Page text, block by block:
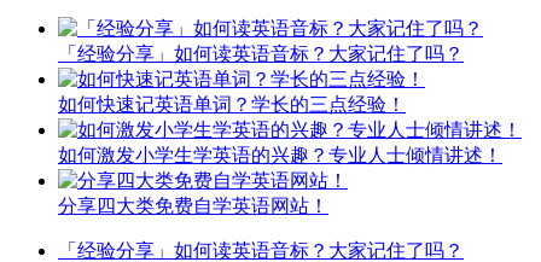
「经验分享」如何读英语音标？大家记住了吗？
如何快速记英语单词？学长的三点经验！
如何激发小学生学英语的兴趣？专业人士倾情讲述！
分享四大类免费自学英语网站！
「经验分享」如何读英语音标？大家记住了吗？